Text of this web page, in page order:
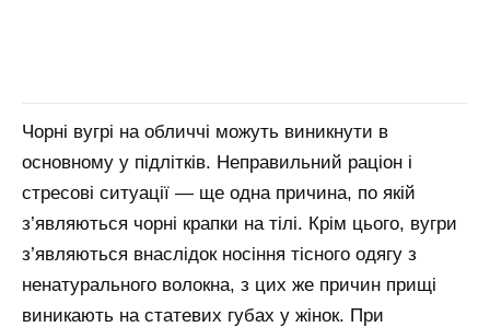
Чорні вугрі на обличчі можуть виникнути в
основному у підлітків. Неправильний раціон і
стресові ситуації — ще одна причина, по якій
з’являються чорні крапки на тілі. Крім цього, вугри
з’являються внаслідок носіння тісного одягу з
ненатурального волокна, з цих же причин прищі
виникають на статевих губах у жінок. При